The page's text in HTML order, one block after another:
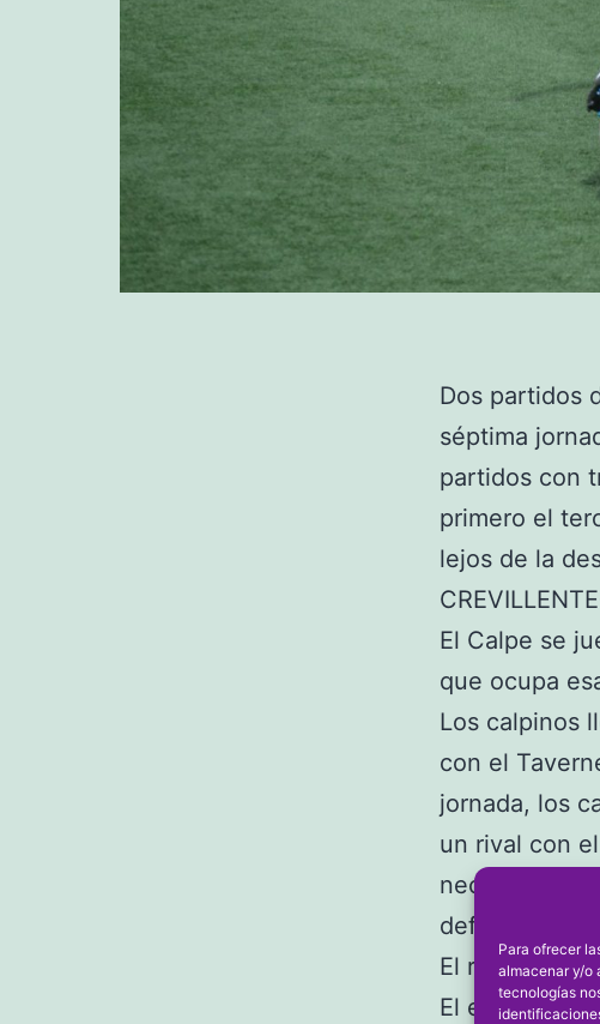
Para ofrecer
almacenar y/o
tecnologías
Dos partidos
séptima
partidos con
primero el
lejos de la
El Calpe se
que ocupa
Los calpinos
con el
jornada, los
un rival con
necesita
defensivos y
El resultado
El encuentro